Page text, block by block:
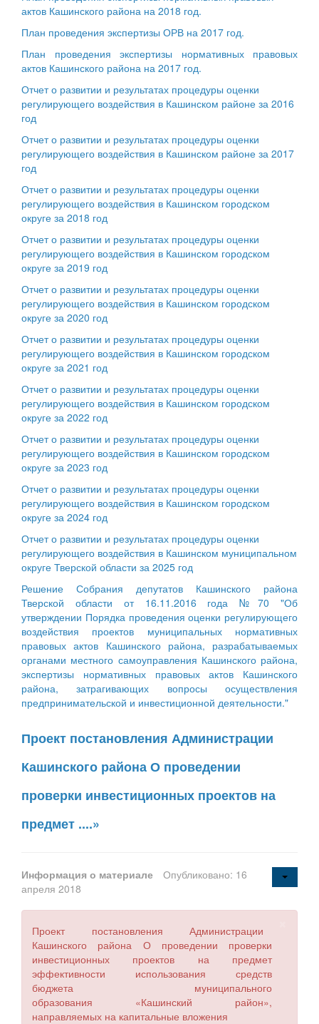
актов Кашинского района на 2018 год.
План проведения экспертизы ОРВ на 2017 год.
План проведения экспертизы нормативных правовых
актов Кашинского района на 2017 год.
Отчет о развитии и результатах процедуры оценки
регулирующего воздействия в Кашинском районе за 2016
год
Отчет о развитии и результатах процедуры оценки
регулирующего воздействия в Кашинском районе за 2017
год
Отчет о развитии и результатах процедуры оценки
регулирующего воздействия в Кашинском городском
округе за 2018 год
Отчет о развитии и результатах процедуры оценки
регулирующего воздействия в Кашинском городском
округе за 2019 год
Отчет о развитии и результатах процедуры оценки
регулирующего воздействия в Кашинском городском
округе за 2020 год
Отчет о развитии и результатах процедуры оценки
регулирующего воздействия в Кашинском городском
округе за 2021 год
Отчет о развитии и результатах процедуры оценки
регулирующего воздействия в Кашинском городском
округе за 2022 год
Отчет о развитии и результатах процедуры оценки
регулирующего воздействия в Кашинском городском
округе за 2023 год
Отчет о развитии и результатах процедуры оценки
регулирующего воздействия в Кашинском городском
округе за 2024 год
Отчет о развитии и результатах процедуры оценки
регулирующего воздействия в Кашинском муниципальном
округе Тверской области за 2025 год
Решение Собрания депутатов Кашинского района
Тверской области от 16.11.2016 года №70 "Об
утверждении Порядка проведения оценки регулирующего
воздействия проектов муниципальных нормативных
правовых актов Кашинского района, разрабатываемых
органами местного самоуправления Кашинского района,
экспертизы нормативных правовых актов Кашинского
района, затрагивающих вопросы осуществления
предпринимательской и инвестиционной деятельности."
Проект постановления Администрации
Кашинского района О проведении
проверки инвестиционных проектов на
предмет ....»
Информация о материале
Опубликовано: 16
апреля 2018
Проект постановления Администрации
Кашинского района О проведении проверки
инвестиционных проектов на предмет
эффективности использования средств
бюджета муниципального
образования «Кашинский район»,
направляемых на капитальные вложения